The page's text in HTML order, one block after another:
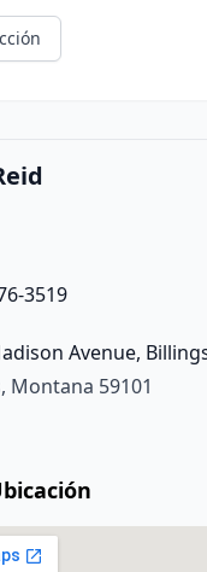
3519
Avenue,
, Montana 59101